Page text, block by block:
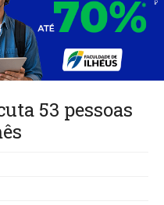
53 pessoas